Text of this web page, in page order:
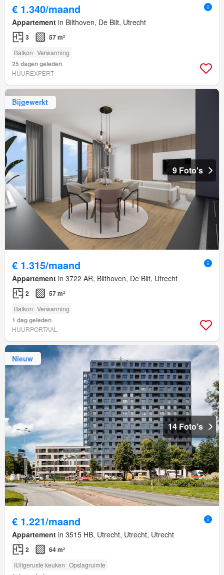
€ 1.340/maand
Appartement in Bilthoven, De Bilt, Utrecht
3 57 m²
Balkon Verwarming
25 dagen geleden
HUUREXPERT
Bijgewerkt
9 Foto's
€ 1.315/maand
Appartement in 3722 AR, Bilthoven, De Bilt, Utrecht
2 57 m²
Balkon Verwarming
1 dag geleden
HUURPORTAAL
Nieuw
14 Foto's
€ 1.221/maand
Appartement in 3515 HB, Utrecht, Utrecht, Utrecht
2 64 m²
IUitgeruste keuken Opslagruimte